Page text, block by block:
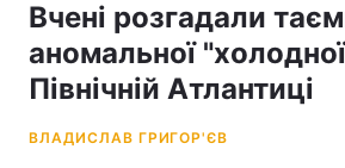
Вчені розгадали
аномальної
Північній Атлантиці
ВЛАДИСЛАВ ГРИГОР'ЄВ